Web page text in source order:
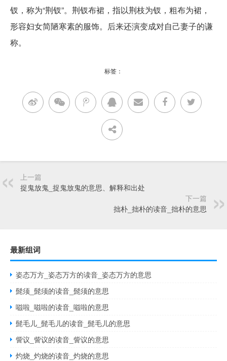
钗，称为“荆钗”。荆钗布裙，指以荆枝为钗，粗布为裙，
形容妇女简陋寒素的服饰。后来还演变成对自己妻子的谦
称。
标签：
上一篇
捉鬼放鬼_捉鬼放鬼的意思、解释和出处
下一篇
拙朴_拙朴的读音_拙朴的意思
最新组词
姿态万方_姿态万方的读音_姿态万方的意思
髭须_髭须的读音_髭须的意思
嗞啦_嗞啦的读音_嗞啦的意思
髭毛儿_髭毛儿的读音_髭毛儿的意思
訾议_訾议的读音_訾议的意思
灼烧_灼烧的读音_灼烧的意思